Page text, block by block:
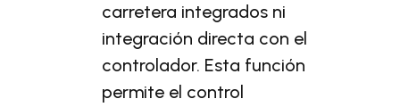
carretera integrados ni
integración directa con el
controlador. Esta función
permite el control